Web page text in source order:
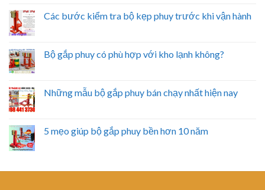
Các bước kiểm tra bộ kẹp phuy trước khi vận hành
Bộ gắp phuy có phù hợp với kho lạnh không?
Những mẫu bộ gắp phuy bán chạy nhất hiện nay
5 mẹo giúp bộ gắp phuy bền hơn 10 năm